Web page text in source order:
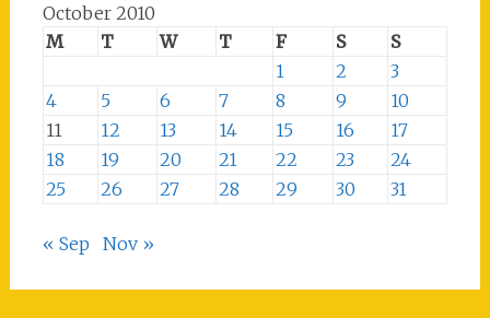
October 2010
M
T W T F S
S
1
2
3
4
5 6 7 8 9
10
11
12 13 14 15 16
17
18
19 20 21 22 23
24
25
26 27 28 29 30 31
« Sep Nov »